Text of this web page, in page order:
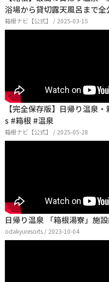
浴場から貸切露天風呂まで全
箱根ナビ【公式】 / 2025-03-15
【完全保存版】日帰り温泉
s #箱根 #温泉
箱根ナビ【公式】 / 2025-05-28
日帰り温泉 「箱根湯寮」施
odakyuresorts / 2023-10-04